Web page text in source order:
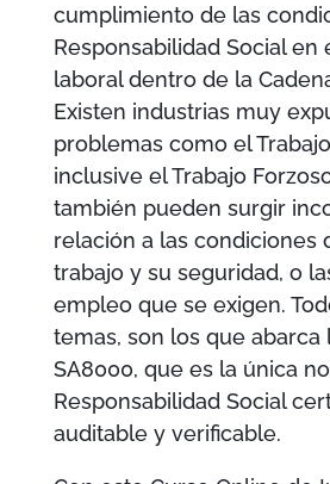
cumplimiento de las
Responsabilidad Social en
laboral dentro de la
Existen industrias muy
problemas como el
inclusive el Trabajo
también pueden surgir
relación a las condiciones
trabajo y su seguridad, o
empleo que se exigen.
temas, son los que abarca
SA8000, que es la única
Responsabilidad Social
auditable y verificable.